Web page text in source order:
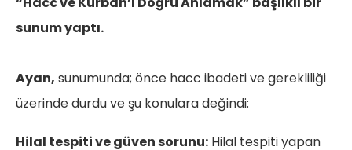
sunum yaptı.
Ayan, sunumunda; önce hacc ibadeti ve gerekliliği
üzerinde durdu ve şu konulara değindi:
Hilal tespiti ve güven sorunu: Hilal tespiti yapan